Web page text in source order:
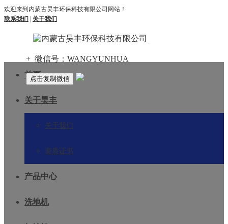
欢迎来到内蒙古昊丰环保科技有限公司网站！
联系我们
关于我们
+ 微信号：WANGYUNHUA
点击复制微信
首页
关于昊丰
关于我们
资质证书
产品中心
洗地机